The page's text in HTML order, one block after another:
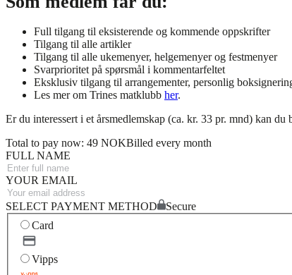
Full tilgang til eksisterende og kommende oppskrifter
Tilgang til alle artikler
Tilgang til alle ukemenyer, helgemenyer og festmenyer
Svarprioritet på spørsmål i kommentarfeltet
Eksklusiv tilgang til arrangementer, personlig
Les mer om Trines matklubb her.
Er du interessert i et årsmedlemskap (ca. kr. 33 pr. mnd) kan du
Total to pay now: 49 NOKBilled every month
FULL NAME
YOUR EMAIL
SELECT PAYMENT METHOD
Secure
Card
Vipps